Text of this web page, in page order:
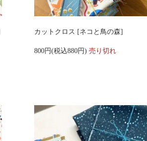
カットクロス [ネコと鳥の森]
800円(税込880円)売り切れ